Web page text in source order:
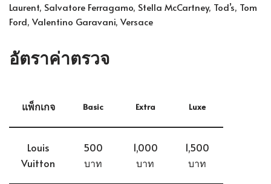
Laurent, Salvatore Ferragamo, Stella McCartney, Tod’s, Tom
Ford, Valentino Garavani, Versace
อัตราค่าตรวจ
แพ็กเกจ Basic Extra Luxe
Louis
Vuitton
500
บาท
1,000
บาท
1,500
บาท